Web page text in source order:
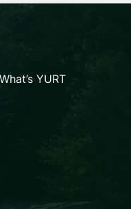
What’s YURT